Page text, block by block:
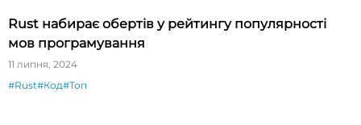
Rust набирає обертів у рейтингу популярності
мов програмування
11 липня, 2024
#Rust#Код#Топ